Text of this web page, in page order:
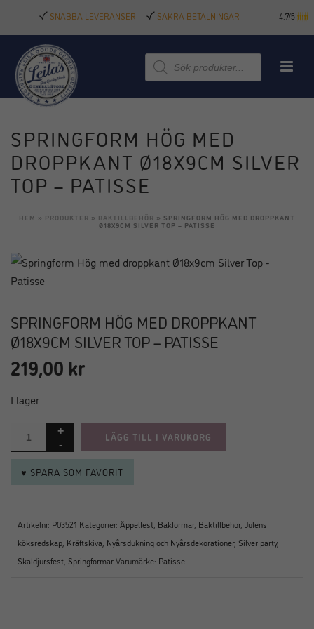
SNABBA LEVERANSER SÄKRA BETALNINGAR 4.7/5
Produktsökning
SPRINGFORM HÖG MED
DROPPKANT Ø18X9CM SILVER
TOP – PATISSE
HEM » PRODUKTER » BAKTILLBEHÖR » SPRINGFORM HÖG MED DROPPKANT
Ø18X9CM SILVER TOP – PATISSE
SPRINGFORM HÖG MED DROPPKANT
Ø18X9CM SILVER TOP – PATISSE
219,00 kr
I lager
LÄGG TILL I VARUKORG
♥ SPARA SOM FAVORIT
Artikelnr: P03521 Kategorier: Äppelfest Bakformar, Baktillbehör, Julens
köksredskap Kräftskiva Nyårsdukning och Nyårsdekorationer, Silver party,
Skaldjursfest SpringformarVarumärke: Patisse